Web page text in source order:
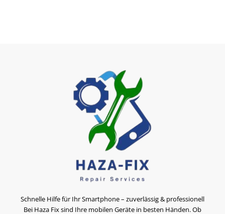
Schnelle Hilfe für Ihr Smartphone – zuverlässig & professionell
Bei Haza Fix sind Ihre mobilen Geräte in besten Händen. Ob